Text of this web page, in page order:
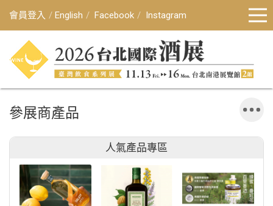
會員登入 English Facebook Instagram
參展商產品
人氣產品專區